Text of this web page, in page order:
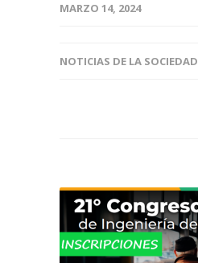
MARZO 14, 2024
NOTICIAS DE LA SOCIEDAD